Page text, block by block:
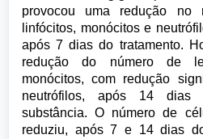
provocou uma redução no
linfócitos, monócitos e
após 7 dias do tratamento.
redução do número de
monócitos, com redução
neutrófilos, após 14 dias
substância. O número de
reduziu, após 7 e 14 dias